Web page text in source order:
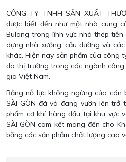
CÔNG TY TNHH SẢN XUẤT
được biết đến như một nhà cung
Bulong trong lĩnh vực nhà thép tiền
dựng nhà xưởng, cầu đường và
khác. Hiện nay sản phẩm của công
đa thị trường trong các ngành
gia Việt Nam.
Bằng nỗ lực không ngừng của cán
SÀI GÒN đã và đang vươn lên trở
phẩm cơ khí hàng đầu tại khu vực
SÀI GÒN cam kết mang đến cho
bằng các sản phẩm chất lượng cao